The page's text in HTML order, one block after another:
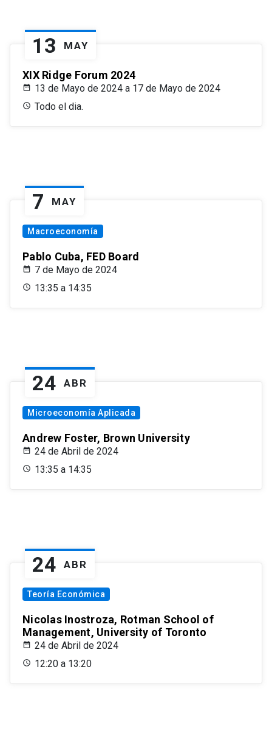
13 MAY
XIX Ridge Forum 2024
13 de Mayo de 2024 a 17 de Mayo de 2024
Todo el dia.
7 MAY
Macroeconomía
Pablo Cuba, FED Board
7 de Mayo de 2024
13:35 a 14:35
24 ABR
Microeconomía Aplicada
Andrew Foster, Brown University
24 de Abril de 2024
13:35 a 14:35
24 ABR
Teoría Económica
Nicolas Inostroza, Rotman School of
Management, University of Toronto
24 de Abril de 2024
12:20 a 13:20